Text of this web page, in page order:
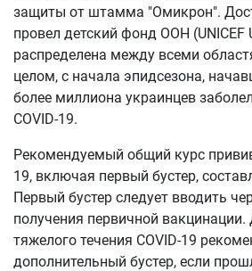
защиты от штамма "Омикрон".
провел детский фонд ООН (UNICEF
распределена между всеми
целом, с начала эпидсезона,
более миллиона украинцев
COVID-19.
Рекомендуемый общий курс
19, включая первый бустер,
Первый бустер следует вводить
получения первичной
тяжелого течения COVID-19
дополнительный бустер, если